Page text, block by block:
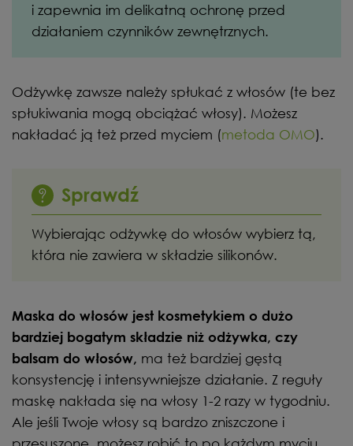
i zapewnia im delikatną ochronę przed
działaniem czynników zewnętrznych.
Odżywkę zawsze należy spłukać z włosów (te bez
spłukiwania mogą obciążać włosy). Możesz
nakładać ją też przed myciem (metoda OMO).
Sprawdź
Wybierając odżywkę do włosów wybierz tą,
która nie zawiera w składzie silikonów.
Maska do włosów jest kosmetykiem o dużo
bardziej bogatym składzie niż odżywka, czy
balsam do włosów, ma też bardziej gęstą
konsystencję i intensywniejsze działanie. Z reguły
maskę nakłada się na włosy 1-2 razy w tygodniu.
Ale jeśli Twoje włosy są bardzo zniszczone i